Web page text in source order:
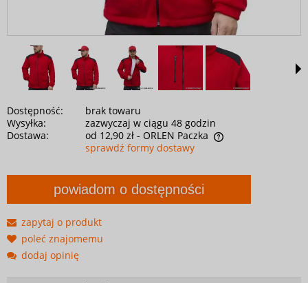
Dostępność:
brak towaru
Wysyłka:
zazwyczaj w ciągu 48 godzin
Dostawa:
od 12,90 zł - ORLEN Paczka
sprawdź formy dostawy
powiadom o dostępności
zapytaj o produkt
poleć znajomemu
dodaj opinię